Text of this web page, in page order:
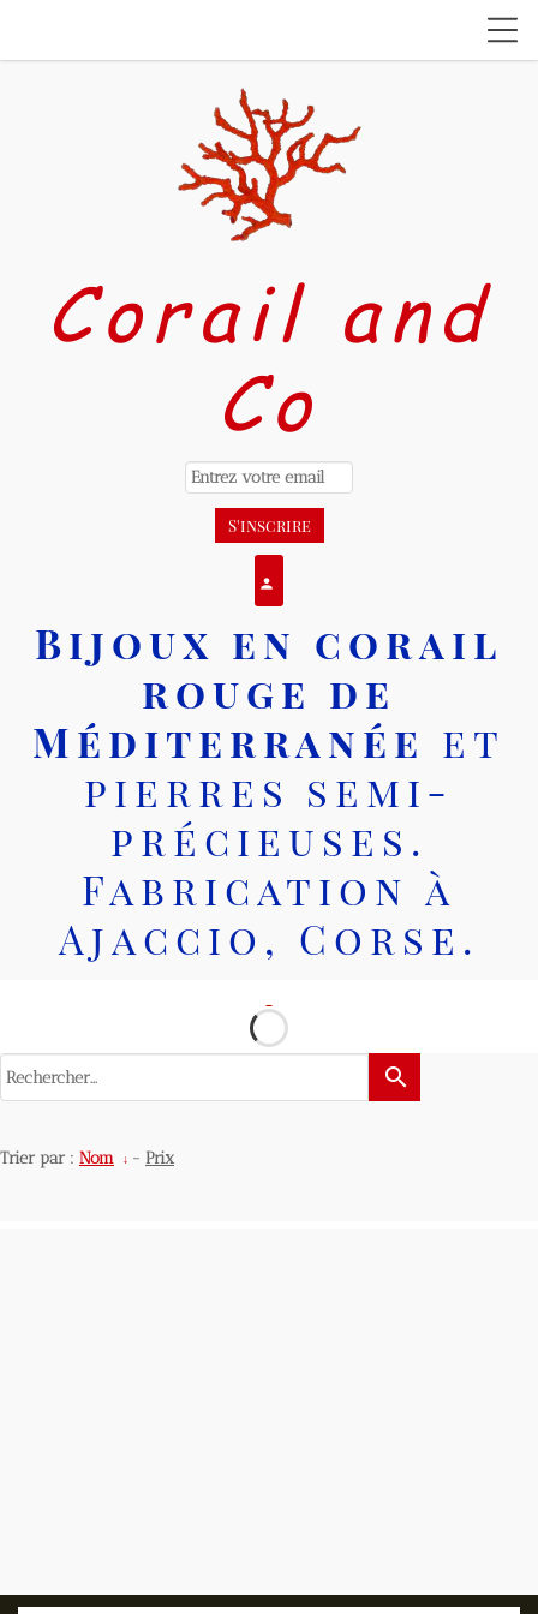
Corail and
Co
person
Bijoux en corail
rouge de
Méditerranée et
pierres semi-
précieuses.
Fabrication à
Ajaccio, Corse.
search
Trier par : Nom - Prix